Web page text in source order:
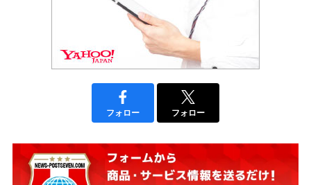
フォロー フォロー